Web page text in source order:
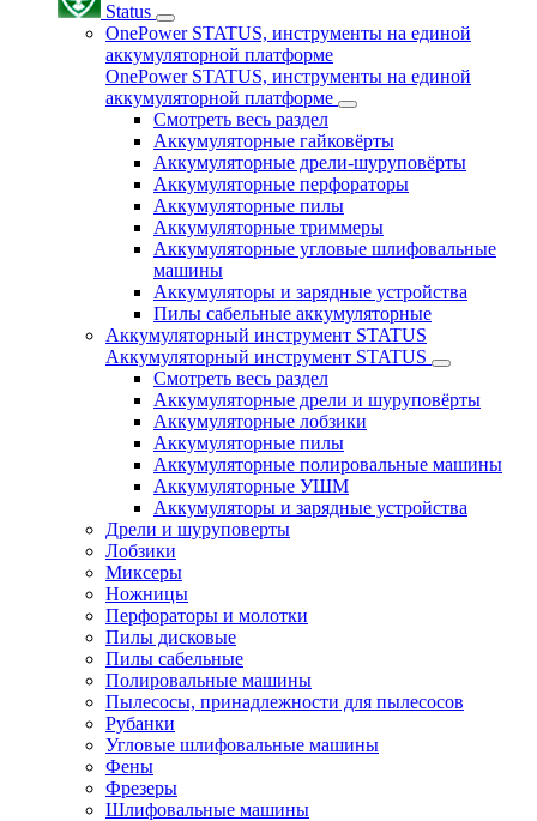
Status
OnePower STATUS, инструменты на единой
аккумуляторной платформе
OnePower STATUS, инструменты на единой
аккумуляторной платформе
Смотреть весь раздел
Аккумуляторные гайковёрты
Аккумуляторные дрели-шуруповёрты
Аккумуляторные перфораторы
Аккумуляторные пилы
Аккумуляторные триммеры
Аккумуляторные угловые шлифовальные
машины
Аккумуляторы и зарядные устройства
Пилы сабельные аккумуляторные
Аккумуляторный инструмент STATUS
Аккумуляторный инструмент STATUS
Смотреть весь раздел
Аккумуляторные дрели и шуруповёрты
Аккумуляторные лобзики
Аккумуляторные пилы
Аккумуляторные полировальные машины
Аккумуляторные УШМ
Аккумуляторы и зарядные устройства
Дрели и шуруповерты
Лобзики
Миксеры
Ножницы
Перфораторы и молотки
Пилы дисковые
Пилы сабельные
Полировальные машины
Пылесосы, принадлежности для пылесосов
Рубанки
Угловые шлифовальные машины
Фены
Фрезеры
Шлифовальные машины